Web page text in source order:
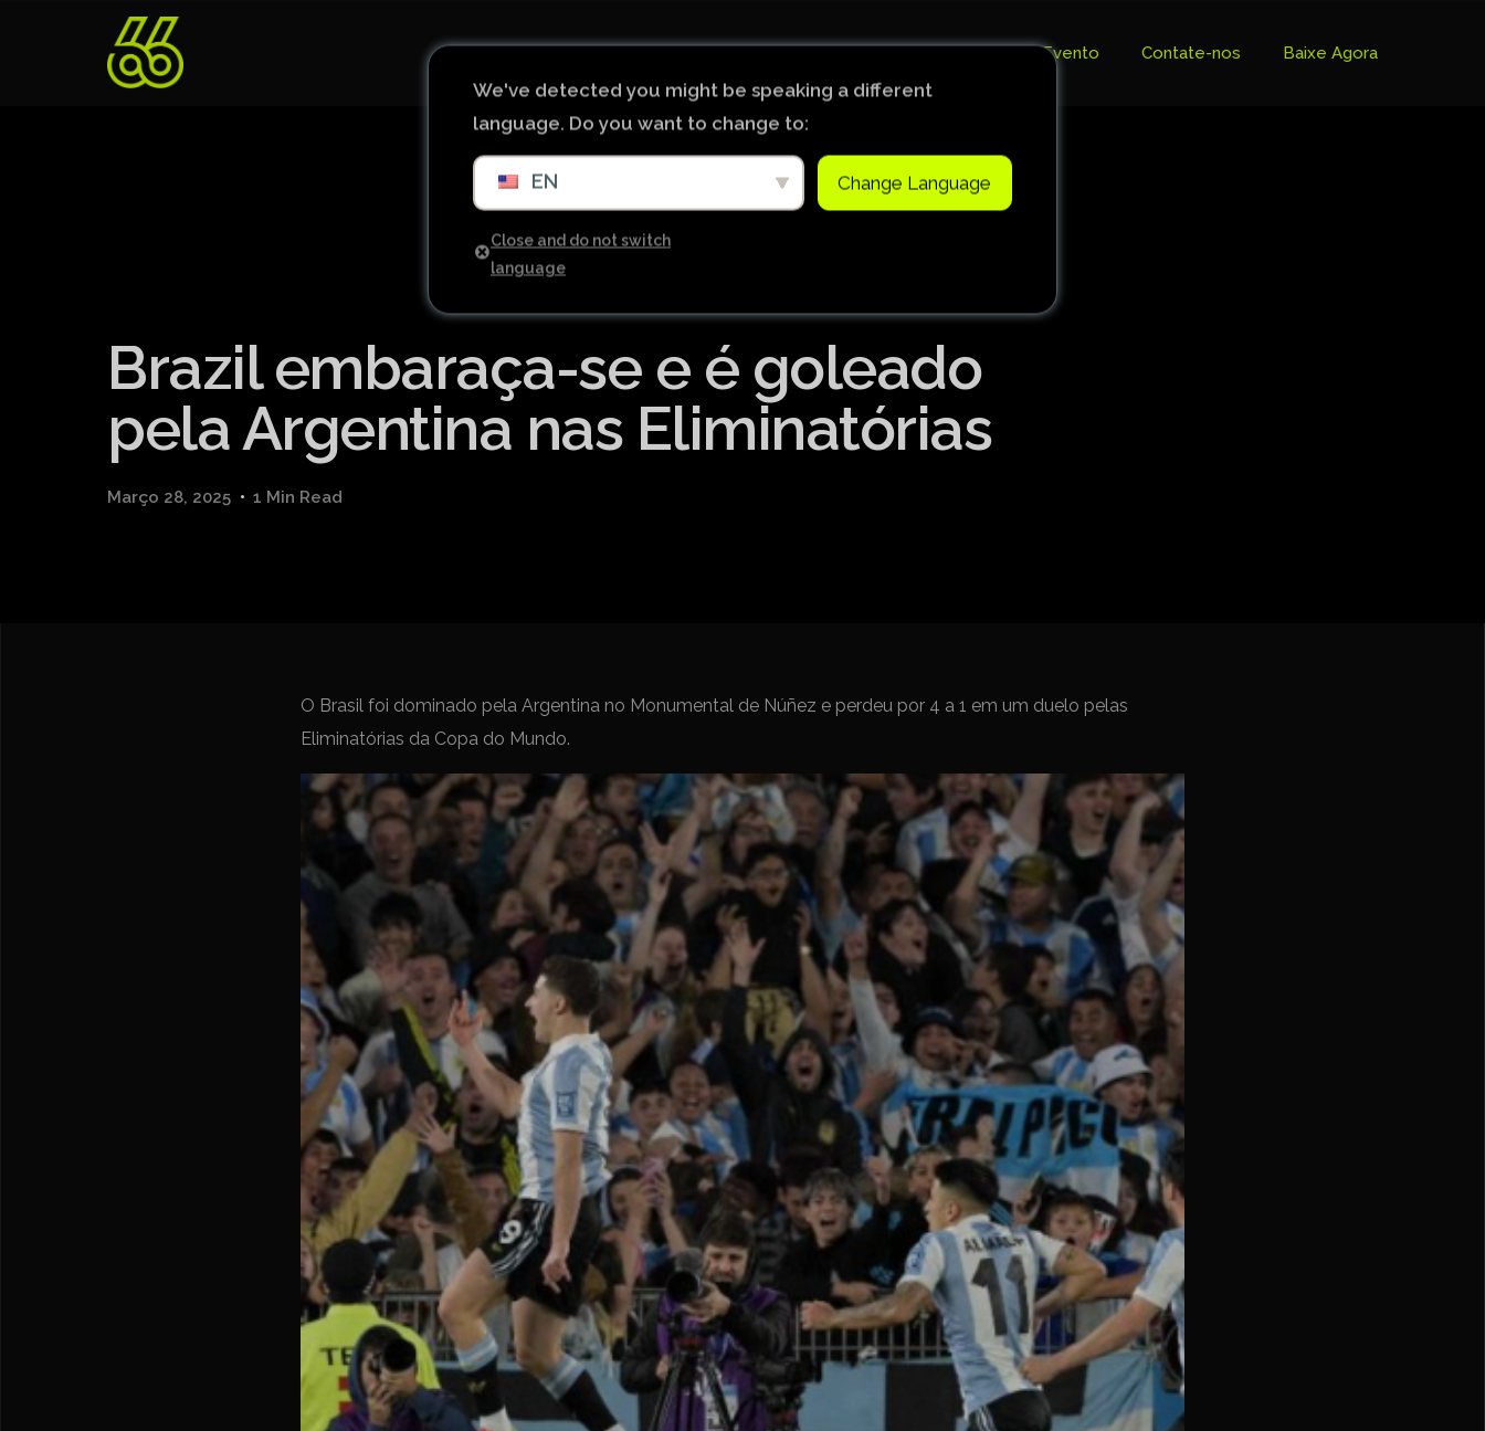
Início Notícias Ligas de Futebol do Mundo
Tabela Premier League
Copa do Brasil
Bundesliga
Ligue 1
Primeira Liga
Eliminatórias da Copa do Mundo FIFA da América do Sul
Evento Contate-nos Baixe Agora
Brazil embaraça-se e é goleado
pela Argentina nas Eliminatórias
Março 28, 2025 1 Min Read
O Brasil foi dominado pela Argentina no Monumental de Núñez e perdeu por 4 a 1 em um duelo pelas
Eliminatórias da Copa do Mundo.
We've detected you might be speaking a different
language. Do you want to change to:
EN Change Language
Close and do not switch
language